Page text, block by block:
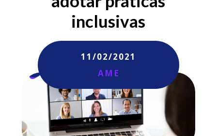
inclusivas
11/02/2021
AME